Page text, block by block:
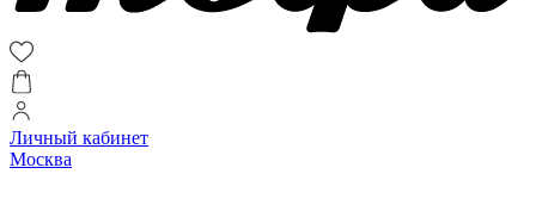
Личный кабинет
Москва